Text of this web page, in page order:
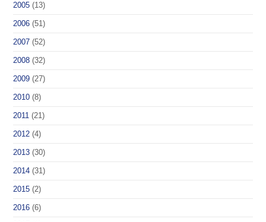
2005 (13)
2006 (51)
2007 (52)
2008 (32)
2009 (27)
2010 (8)
2011 (21)
2012 (4)
2013 (30)
2014 (31)
2015 (2)
2016 (6)